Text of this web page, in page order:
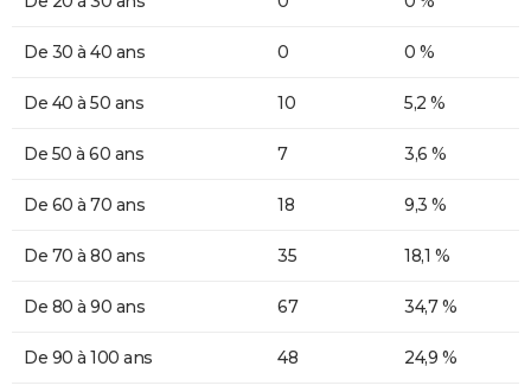
De 30 à 40 ans 0 0 %
De 40 à 50 ans 10 5,2 %
De 50 à 60 ans 7 3,6 %
De 60 à 70 ans 18 9,3 %
De 70 à 80 ans 35 18,1 %
De 80 à 90 ans 67 34,7 %
De 90 à 100 ans 48 24,9 %